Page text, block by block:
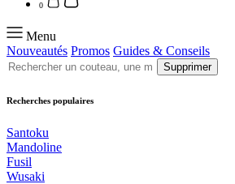
0
Menu
Nouveautés Promos Guides & Conseils
Supprimer
Recherches populaires
Santoku
Mandoline
Fusil
Wusaki